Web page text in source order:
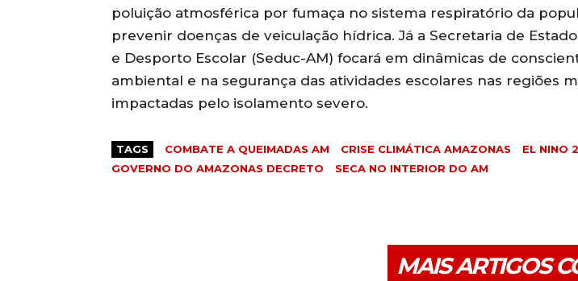
poluição atmosférica por fumaça no sistema respiratório da
prevenir doenças de veiculação hídrica. Já a Secretaria de
e Desporto Escolar (Seduc-AM) focará em dinâmicas de
ambiental e na segurança das atividades escolares nas regiões
impactadas pelo isolamento severo.
TAGS COMBATE A QUEIMADAS AM CRISE CLIMÁTICA AMAZONAS
EL NINO
GOVERNO DO AMAZONAS DECRETO
SECA NO INTERIOR DO AM
MAIS ARTIGOS